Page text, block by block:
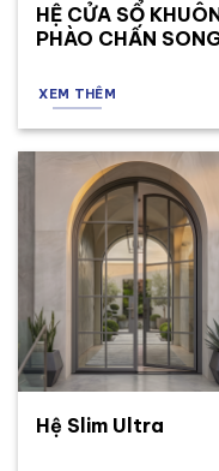
HỆ CỬA SỔ
PHÀO CHẤN
XEM THÊM
Hệ Slim Ultra